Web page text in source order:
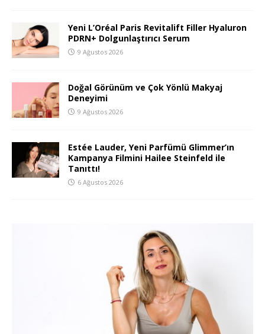
Yeni L’Oréal Paris Revitalift Filler Hyaluron
PDRN+ Dolgunlaştırıcı Serum
9 Ağustos 2026
Doğal Görünüm ve Çok Yönlü Makyaj
Deneyimi
9 Ağustos 2026
Estée Lauder, Yeni Parfümü Glimmer’ın
Kampanya Filmini Hailee Steinfeld ile
Tanıttı!
6 Ağustos 2026